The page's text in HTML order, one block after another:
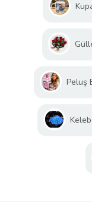
Peluş